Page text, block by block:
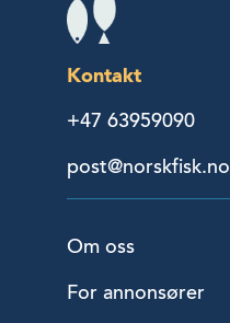
Kontakt
+47 63959090
post@norskfisk.no
Om oss
For annonsører